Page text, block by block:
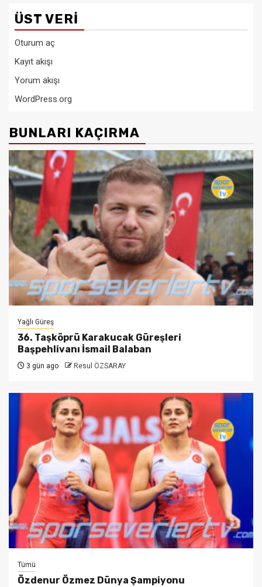
ÜST VERI
Oturum aç
Kayıt akışı
Yorum akışı
WordPress.org
BUNLARI KAÇIRMA
Yağlı Güreş
36. Taşköprü Karakucak Güreşleri
Başpehlivanı İsmail Balaban
3 gün ago Resul ÖZSARAY
Tümü
Özdenur Özmez Dünya Şampiyonu